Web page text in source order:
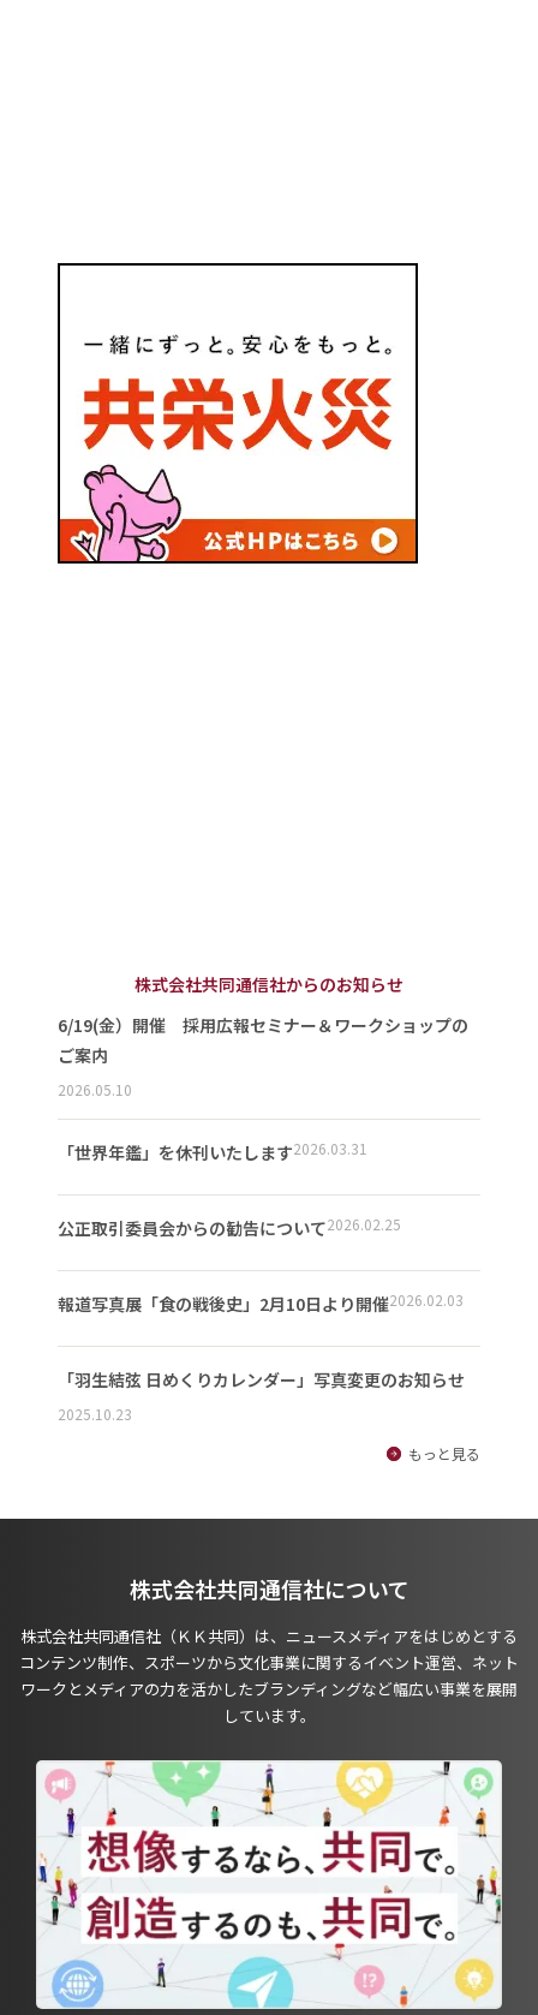
株式会社共同通信社からのお知らせ
6/19(金）開催 採用広報セミナー＆ワークショップの
ご案内
2026.05.10
「世界年鑑」を休刊いたします2026.03.31
公正取引委員会からの勧告について2026.02.25
報道写真展「食の戦後史」2月10日より開催2026.02.03
「羽生結弦 日めくりカレンダー」写真変更のお知らせ
2025.10.23
もっと見る
株式会社共同通信社について
株式会社共同通信社（ＫＫ共同）は、ニュースメディアをはじめとする
コンテンツ制作、スポーツから文化事業に関するイベント運営、ネット
ワークとメディアの力を活かしたブランディングなど幅広い事業を展開
しています。